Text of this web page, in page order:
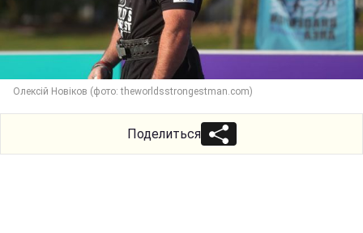
Олексій Новіков (фото: theworldsstrongestman.com)
Поделиться